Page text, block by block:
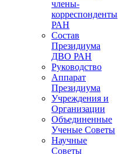
члены-
корреспонденты
РАН
Состав
Президиума
ДВО РАН
Руководство
Аппарат
Президиума
Учреждения и
Организации
Объединенные
Ученые Советы
Научные
Советы